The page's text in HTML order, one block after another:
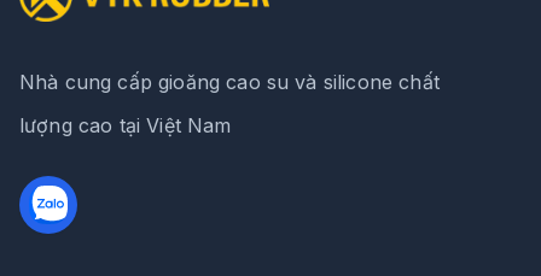
Nhà cung cấp gioăng cao su và silicone chất
lượng cao tại Việt Nam